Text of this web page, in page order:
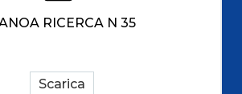
RICERCA N 35
Scarica